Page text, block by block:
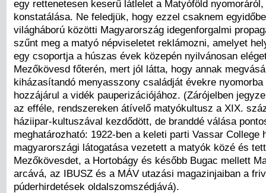
egy rettenetesen keserű látlelet a Matyóföld
konstatálása. Ne feledjük, hogy ezzel csaknem
világháború közötti Magyarország idegenforgalmi
szűnt meg a matyó népviseletet reklámozni, amelyet
egy csoportja a húszas évek közepén nyilvánosan
Mezőkövesd főterén, mert jól látta, hogy annak
kiházasítandó menyasszony családját évekre nyomorba
hozzájárul a vidék pauperizációjához. (Zárójelben
az efféle, rendszereken átívelő matyókultusz a XIX.
háziipar-kultuszával kezdődött, de branddé válása
meghatározható: 1922-ben a keleti parti Vassar College
magyarországi látogatása vezetett a matyók közé és
Mezőkövesdet, a Hortobágy és később Bugac mellett
arcává, az IBUSZ és a MÁV utazási magazinjaiban a
púderhirdetések oldalszomszédjává).